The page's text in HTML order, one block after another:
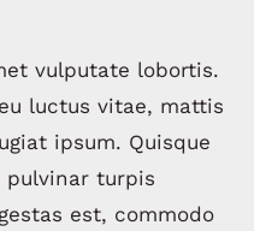
vulputate lobortis.
luctus vitae, mattis
ipsum. Quisque
pulvinar turpis
est, commodo